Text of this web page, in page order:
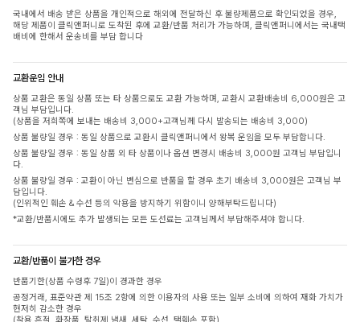
국내에서 배송 받은 상품을 개인적으로 해외에 전달하신 후 불량제품으로 확인되었을 경우,
해당 제품이 클릭앤퍼니로 도착된 후에 교환/반품 처리가 가능하며, 클릭앤퍼니에서는 국내택
배비에 한해서 운송비를 부담 합니다
교환운임 안내
상품 교환은 동일 상품 또는 타 상품으로도 교환 가능하며, 교환시 교환배송비 6,000원은 고
객님 부담입니다.
(상품을 저희쪽에 보내는 배송비 3,000+고객님께 다시 발송되는 배송비 3,000)
상품 불량일 경우 : 동일 상품으로 교환시 클릭앤퍼니에서 왕복 운임을 모두 부담합니다.
상품 불량일 경우 : 동일 상품 외 타 상품이나 옵션 변경시 배송비 3,000원 고객님 부담입니
다.
상품 불량일 경우 : 교환이 아닌 변심으로 반품을 할 경우 초기 배송비 3,000원은 고객님 부
담입니다.
(인위적인 훼손 & 수선 등의 악용을 방지하기 위함이니 양해부탁드립니다)
*교환/반품시에도 추가 발생되는 모든 도선료는 고객님께서 부담해주셔야 합니다.
교환/반품이 불가한 경우
반품기한(상품 수령후 7일)이 경과한 경우
공정거래, 표준약관 제 15조 2항에 의한 이용자의 사용 또는 일부 소비에 의하여 재화 가치가
현저히 감소한 경우